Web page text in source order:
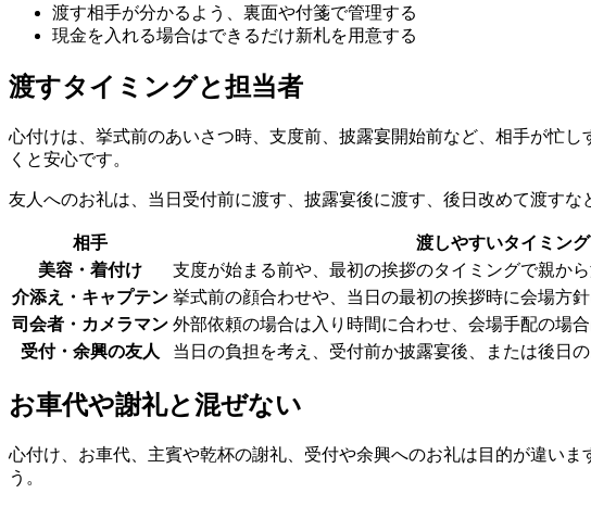
渡す相手が分かるよう、裏面や付箋で管理する
現金を入れる場合はできるだけ新札を用意する
渡すタイミングと担当者
心付けは、挙式前のあいさつ時、支度前、披露宴開始前など、相手が忙
くと安心です。
友人へのお礼は、当日受付前に渡す、披露宴後に渡す、後日改めて渡す
相手
渡しやすいタイミング
美容・着付け
支度が始まる前や、最初の挨拶のタイミングで親から
介添え・キャプテン 挙式前の顔合わせや、当日の最初の挨拶時に会場方針
司会者・カメラマン 外部依頼の場合は入り時間に合わせ、会場手配の場
受付・余興の友人
当日の負担を考え、受付前か披露宴後、または後日の
お車代や謝礼と混ぜない
心付け、お車代、主賓や乾杯の謝礼、受付や余興へのお礼は目的が違い
う。